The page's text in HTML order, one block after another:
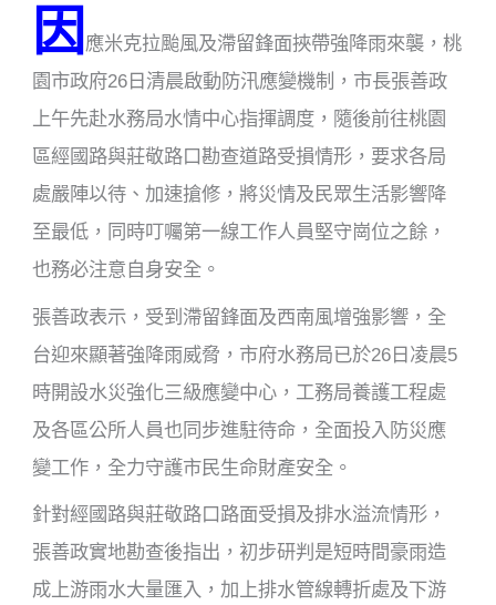
因 應米克拉颱風及滯留鋒面挾帶強降雨來襲，桃
園市政府26日清晨啟動防汛應變機制，市長張善政
上午先赴水務局水情中心指揮調度，隨後前往桃園
區經國路與莊敬路口勘查道路受損情形，要求各局
處嚴陣以待、加速搶修，將災情及民眾生活影響降
至最低，同時叮囑第一線工作人員堅守崗位之餘，
也務必注意自身安全。
張善政表示，受到滯留鋒面及西南風增強影響，全
台迎來顯著強降雨威脅，市府水務局已於26日凌晨5
時開設水災強化三級應變中心，工務局養護工程處
及各區公所人員也同步進駐待命，全面投入防災應
變工作，全力守護市民生命財產安全。
針對經國路與莊敬路口路面受損及排水溢流情形，
張善政實地勘查後指出，初步研判是短時間豪雨造
成上游雨水大量匯入，加上排水管線轉折處及下游